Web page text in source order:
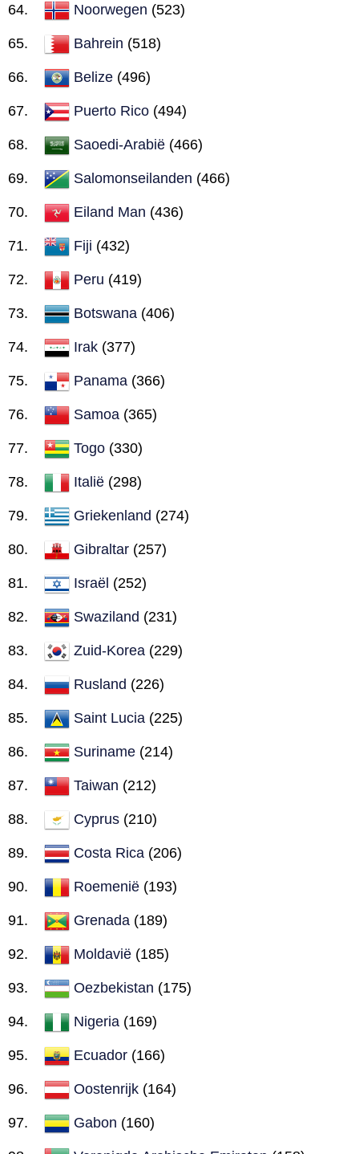
Noorwegen (523)
Bahrein (518)
Belize (496)
Puerto Rico (494)
Saoedi-Arabië (466)
Salomonseilanden (466)
Eiland Man (436)
Fiji (432)
Peru (419)
Botswana (406)
Irak (377)
Panama (366)
Samoa (365)
Togo (330)
Italië (298)
Griekenland (274)
Gibraltar (257)
Israël (252)
Swaziland (231)
Zuid-Korea (229)
Rusland (226)
Saint Lucia (225)
Suriname (214)
Taiwan (212)
Cyprus (210)
Costa Rica (206)
Roemenië (193)
Grenada (189)
Moldavië (185)
Oezbekistan (175)
Nigeria (169)
Ecuador (166)
Oostenrijk (164)
Gabon (160)